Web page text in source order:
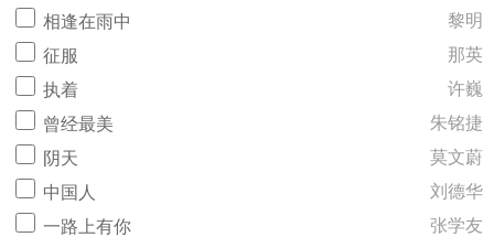
相逢在雨中
黎明
征服
那英
执着
许巍
曾经最美
朱铭捷
阴天
莫文蔚
中国人
刘德华
一路上有你
张学友